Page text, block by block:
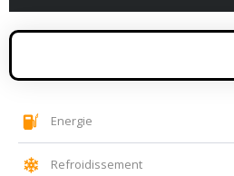
Energie
Refroidissement